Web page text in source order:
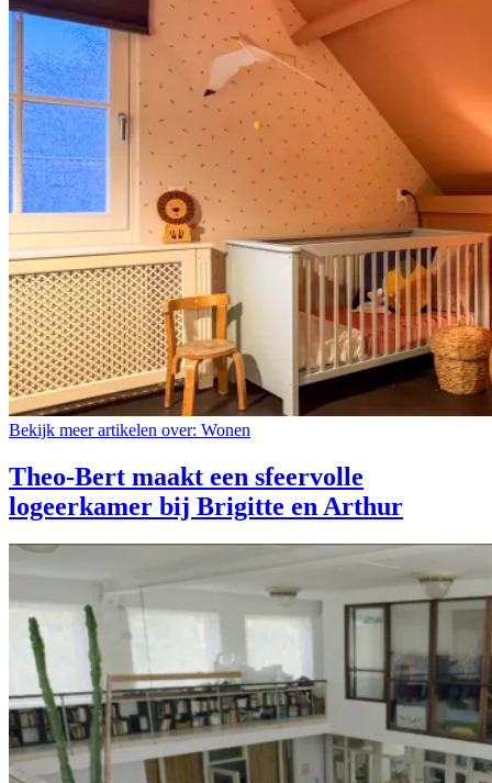
Bekijk meer artikelen over: Wonen
Theo-Bert maakt een sfeervolle
logeerkamer bij Brigitte en Arthur